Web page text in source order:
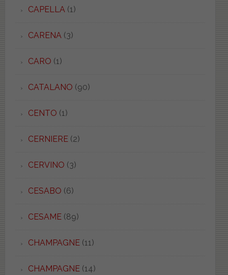
CAPELLA(1)
CARENA(3)
CARO (1)
CATALANO (90)
CENTO (1)
CERNIERE(2)
CERVINO (3)
CESABO (6)
CESAME(89)
CHAMPAGNE(11)
CHAMPAGNE(14)